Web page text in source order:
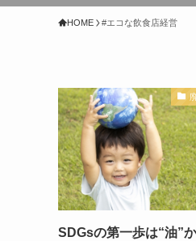
HOME #エコな飲食店経営
SDGsの第一歩は“油”